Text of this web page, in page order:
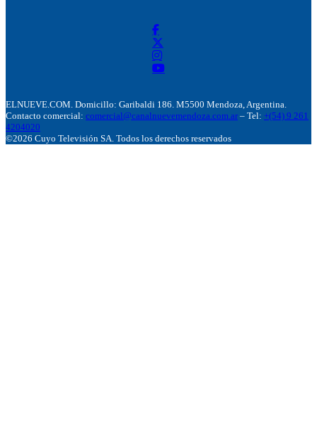
ELNUEVE.COM. Domicillo: Garibaldi 186. M5500 Mendoza, Argentina.
Contacto comercial: comercial@canalnuevemendoza.com.ar – Tel: +(54) 9 261
4204020
©2026 Cuyo Televisión SA. Todos los derechos reservados